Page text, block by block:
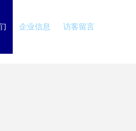
企业信息 访客留言